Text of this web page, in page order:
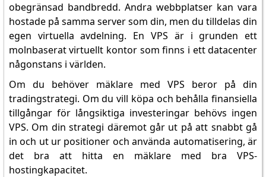
obegränsad bandbredd. Andra webbplatser kan vara
hostade på samma server som din, men du tilldelas din
egen virtuella avdelning. En VPS är i grunden ett
molnbaserat virtuellt kontor som finns i ett datacenter
någonstans i världen.
Om du behöver mäklare med VPS beror på din
tradingstrategi. Om du vill köpa och behålla finansiella
tillgångar för långsiktiga investeringar behövs ingen
VPS. Om din strategi däremot går ut på att snabbt gå
in och ut ur positioner och använda automatisering, är
det bra att hitta en mäklare med bra VPS-
hostingkapacitet.